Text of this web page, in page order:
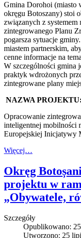
Gmina Dorohoi (miasto
okręgu Botoszany) stoi
związanych z
zintegrowanego Planu
pogarsza sytuacje
miastem partnerskim,
cenne informacje na
W szczególności gmina
praktyk wdrożonych
zintegrowane plany
NAZWA PROJEKTU:
Opracowanie
inteligentnej mobilności
Europejskiej Inicjatywy
Więcej…
Okręg
projektu w
„Obywatele,
Szczegóły
Opublikowano:
Utworzono: 25